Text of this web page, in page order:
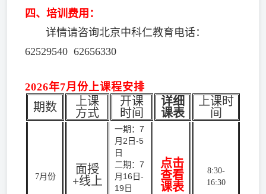
四、培训费用：
详情请咨询北京中科仁教育电话：
62529540 62656330
2026年7月份上课程安排
期数
上课
方式
开课
时间
详细
课表
上课时
间
7月份
面授
+线上
一期：7
月2日-5
日
二期：7
月16日-
19日
点击
查看
课表
8:30-
16:30